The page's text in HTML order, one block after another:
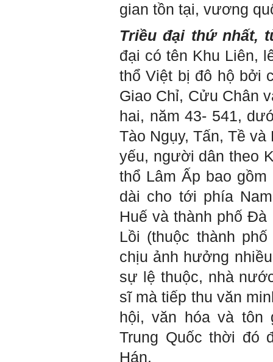
gian tồn tại, vương
Triều đại thứ nhất,
đại có tên Khu Liên,
thổ Việt bị đô hộ bởi
Giao Chỉ, Cửu Chân
hai, năm 43- 541,
Tào Ngụy, Tấn, Tề
yếu, người dân theo
thổ Lâm Ấp bao
dài cho tới phía
Huế và thành phố
Lồi (thuộc thành
chịu ảnh hưởng
sự lệ thuộc, nhà
sĩ mà tiếp thu văn
hội, văn hóa và tôn
Trung Quốc thời đó
Hán.